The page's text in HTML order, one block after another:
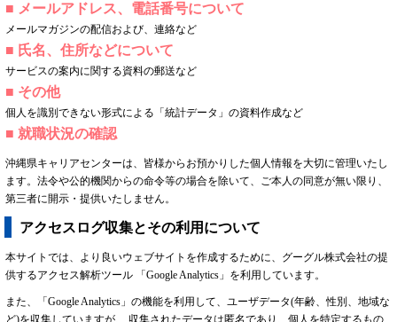
■ メールアドレス、電話番号について
メールマガジンの配信および、連絡など
■ 氏名、住所などについて
サービスの案内に関する資料の郵送など
■ その他
個人を識別できない形式による「統計データ」の資料作成など
■ 就職状況の確認
沖縄県キャリアセンターは、皆様からお預かりした個人情報を大切に管理いたし
ます。法令や公的機関からの命令等の場合を除いて、ご本人の同意が無い限り、
第三者に開示・提供いたしません。
アクセスログ収集とその利用について
本サイトでは、より良いウェブサイトを作成するために、グーグル株式会社の提
供するアクセス解析ツール 「Google Analytics」を利用しています。
また、「Google Analytics」の機能を利用して、ユーザデータ(年齢、性別、地域な
ど)を収集していますが、 収集されたデータは匿名であり、個人を特定するもの